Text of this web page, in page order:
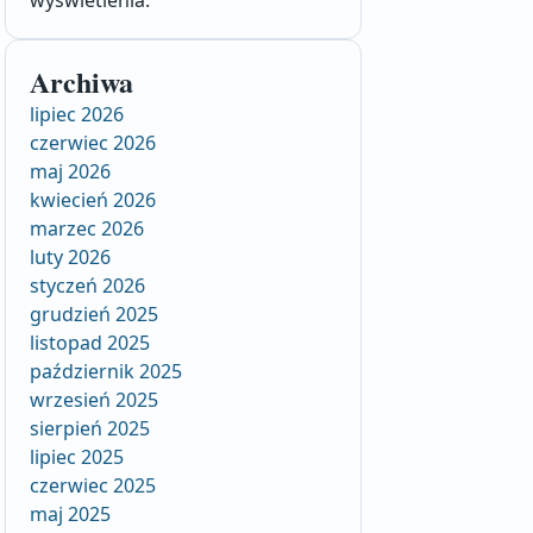
Archiwa
lipiec 2026
czerwiec 2026
maj 2026
kwiecień 2026
marzec 2026
luty 2026
styczeń 2026
grudzień 2025
listopad 2025
październik 2025
wrzesień 2025
sierpień 2025
lipiec 2025
czerwiec 2025
maj 2025